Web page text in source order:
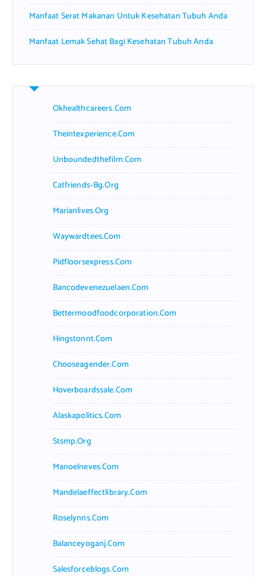
Manfaat Serat Makanan Untuk Kesehatan Tubuh Anda
Manfaat Lemak Sehat Bagi Kesehatan Tubuh Anda
Okhealthcareers.com
Theintexperience.com
Unboundedthefilm.com
Catfriends-Bg.org
Marianlives.org
Waywardtees.com
Pidfloorsexpress.com
Bancodevenezuelaen.com
Bettermoodfoodcorporation.com
Hingstonnt.com
Chooseagender.com
Hoverboardssale.com
Alaskapolitics.com
Stsmp.org
Manoelneves.com
Mandelaeffectlibrary.com
Roselynns.com
Balanceyoganj.com
Salesforceblogs.com